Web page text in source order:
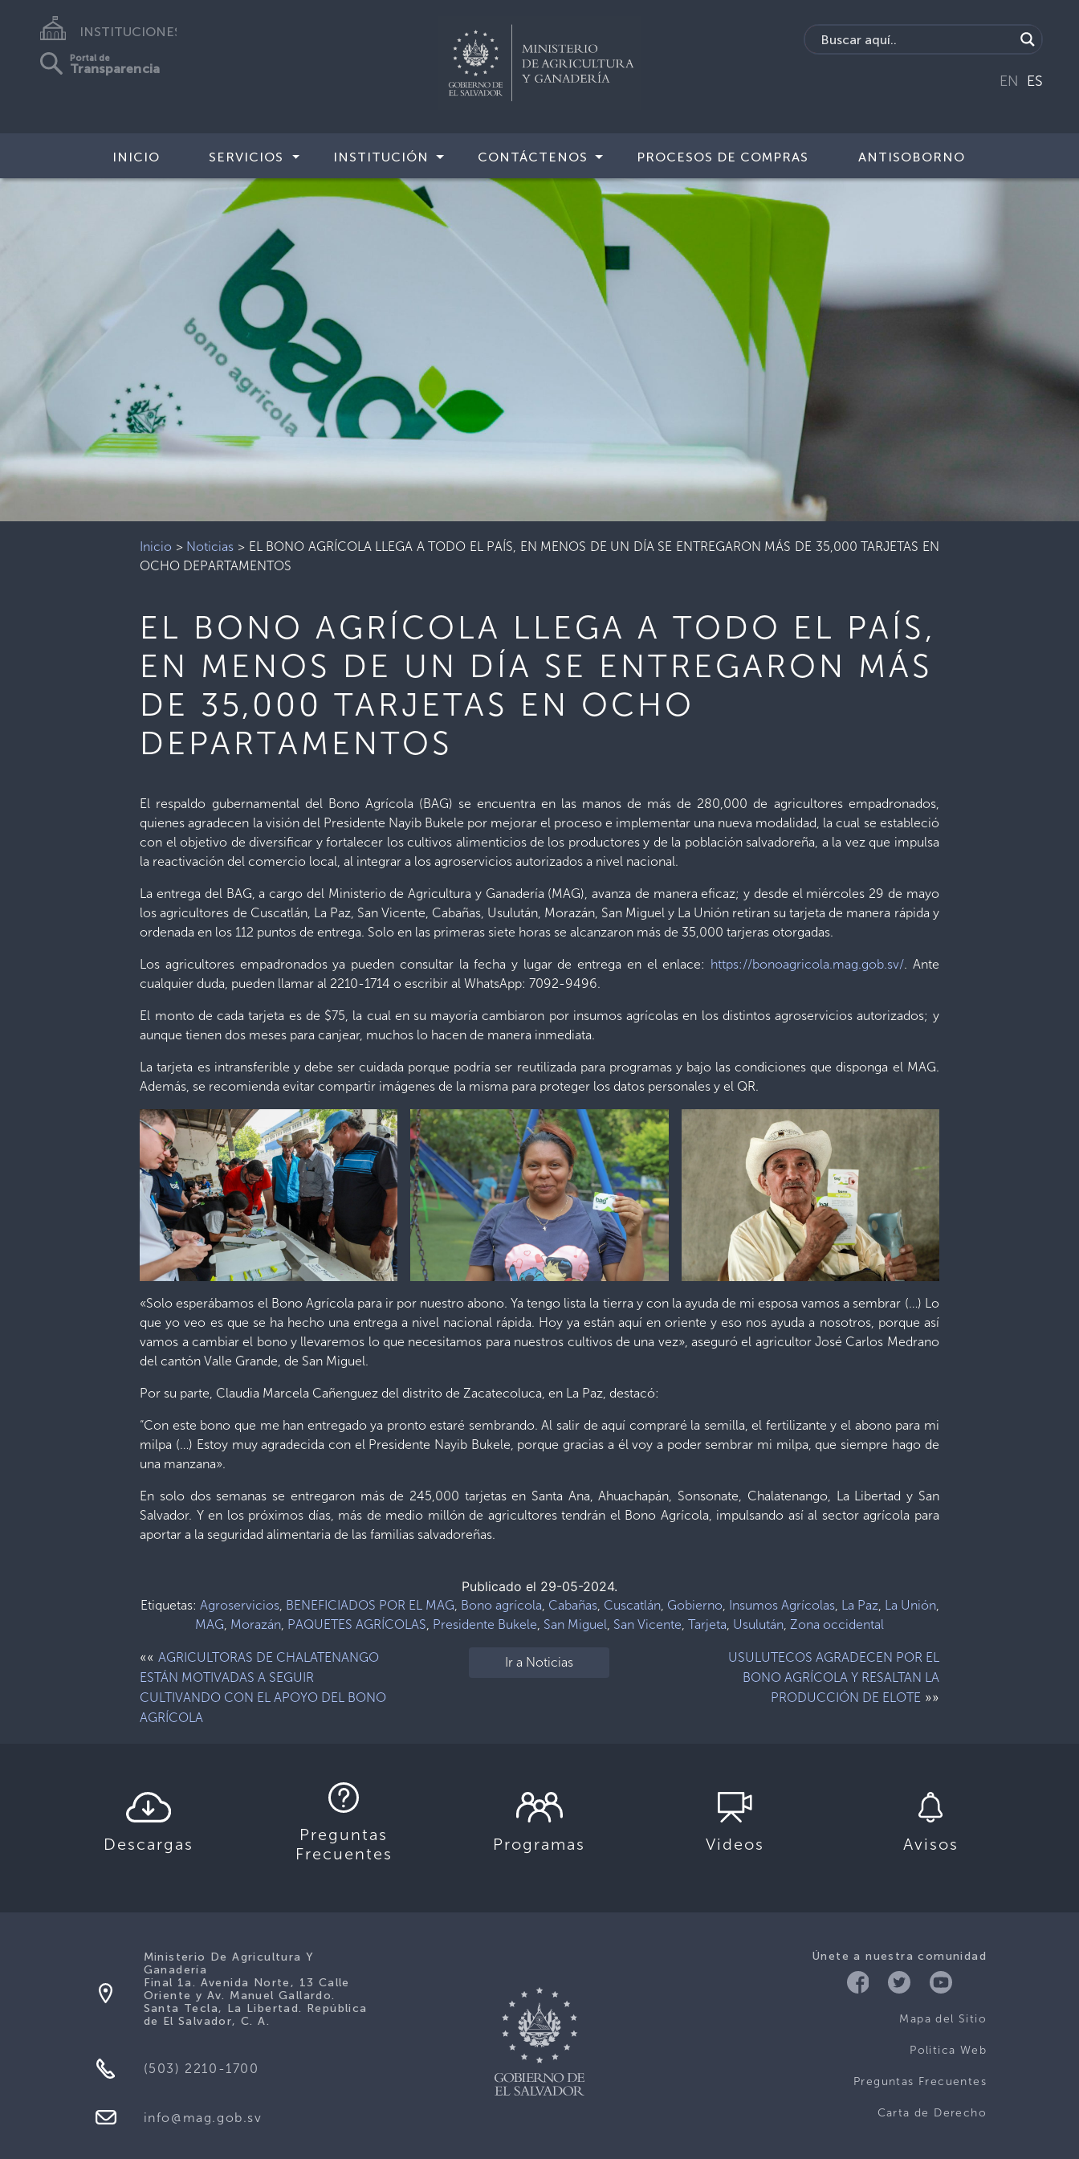
INSTITUCIONES
Portal de
Transparencia
EN ES
INICIO SERVICIOS INSTITUCIÓN CONTÁCTENOS PROCESOS DE COMPRAS ANTISOBORNO
Inicio > Noticias > EL BONO AGRÍCOLA LLEGA A TODO EL PAÍS, EN MENOS DE UN DÍA SE ENTREGARON MÁS DE 35,000 TARJETAS EN
OCHO DEPARTAMENTOS
EL BONO AGRÍCOLA LLEGA A TODO EL PAÍS,
EN MENOS DE UN DÍA SE ENTREGARON MÁS
DE 35,000 TARJETAS EN OCHO
DEPARTAMENTOS
El respaldo gubernamental del Bono Agrícola (BAG) se encuentra en las manos de más de 280,000 de agricultores empadronados,
quienes agradecen la visión del Presidente Nayib Bukele por mejorar el proceso e implementar una nueva modalidad, la cual se estableció
con el objetivo de diversificar y fortalecer los cultivos alimenticios de los productores y de la población salvadoreña, a la vez que impulsa
la reactivación del comercio local, al integrar a los agroservicios autorizados a nivel nacional.
La entrega del BAG, a cargo del Ministerio de Agricultura y Ganadería (MAG), avanza de manera eficaz; y desde el miércoles 29 de mayo
los agricultores de Cuscatlán, La Paz, San Vicente, Cabañas, Usulután, Morazán, San Miguel y La Unión retiran su tarjeta de manera rápida y
ordenada en los 112 puntos de entrega. Solo en las primeras siete horas se alcanzaron más de 35,000 tarjeras otorgadas.
Los agricultores empadronados ya pueden consultar la fecha y lugar de entrega en el enlace: https://bonoagricola.mag.gob.sv/. Ante
cualquier duda, pueden llamar al 2210-1714 o escribir al WhatsApp: 7092-9496.
El monto de cada tarjeta es de $75, la cual en su mayoría cambiaron por insumos agrícolas en los distintos agroservicios autorizados; y
aunque tienen dos meses para canjear, muchos lo hacen de manera inmediata.
La tarjeta es intransferible y debe ser cuidada porque podría ser reutilizada para programas y bajo las condiciones que disponga el MAG.
Además, se recomienda evitar compartir imágenes de la misma para proteger los datos personales y el QR.
«Solo esperábamos el Bono Agrícola para ir por nuestro abono. Ya tengo lista la tierra y con la ayuda de mi esposa vamos a sembrar (…) Lo
que yo veo es que se ha hecho una entrega a nivel nacional rápida. Hoy ya están aquí en oriente y eso nos ayuda a nosotros, porque así
vamos a cambiar el bono y llevaremos lo que necesitamos para nuestros cultivos de una vez», aseguró el agricultor José Carlos Medrano
del cantón Valle Grande, de San Miguel.
Por su parte, Claudia Marcela Cañenguez del distrito de Zacatecoluca, en La Paz, destacó:
“Con este bono que me han entregado ya pronto estaré sembrando. Al salir de aquí compraré la semilla, el fertilizante y el abono para mi
milpa (…) Estoy muy agradecida con el Presidente Nayib Bukele, porque gracias a él voy a poder sembrar mi milpa, que siempre hago de
una manzana».
En solo dos semanas se entregaron más de 245,000 tarjetas en Santa Ana, Ahuachapán, Sonsonate, Chalatenango, La Libertad y San
Salvador. Y en los próximos días, más de medio millón de agricultores tendrán el Bono Agrícola, impulsando así al sector agrícola para
aportar a la seguridad alimentaria de las familias salvadoreñas.
Publicado el 29-05-2024.
Etiquetas: Agroservicios, BENEFICIADOS POR EL MAG, Bono agrícola, Cabañas, Cuscatlán, Gobierno, Insumos Agrícolas, La Paz, La Unión,
MAG, Morazán, PAQUETES AGRÍCOLAS, Presidente Bukele, San Miguel, San Vicente, Tarjeta, Usulután, Zona occidental
««AGRICULTORAS DE CHALATENANGO
ESTÁN MOTIVADAS A SEGUIR
CULTIVANDO CON EL APOYO DEL BONO
AGRÍCOLA
Ir a Noticias
USULUTECOS AGRADECEN POR EL
BONO AGRÍCOLA Y RESALTAN LA
PRODUCCIÓN DE ELOTE»»
Descargas
Preguntas
Frecuentes
Programas Videos Avisos
Únete a nuestra comunidad
Mapa del Sitio
Politica Web
Preguntas Frecuentes
Carta de Derecho
Ministerio De Agricultura Y
Ganadería
Final 1a. Avenida Norte, 13 Calle
Oriente y Av. Manuel Gallardo.
Santa Tecla, La Libertad. República
de El Salvador, C. A.
(503) 2210-1700
info@mag.gob.sv